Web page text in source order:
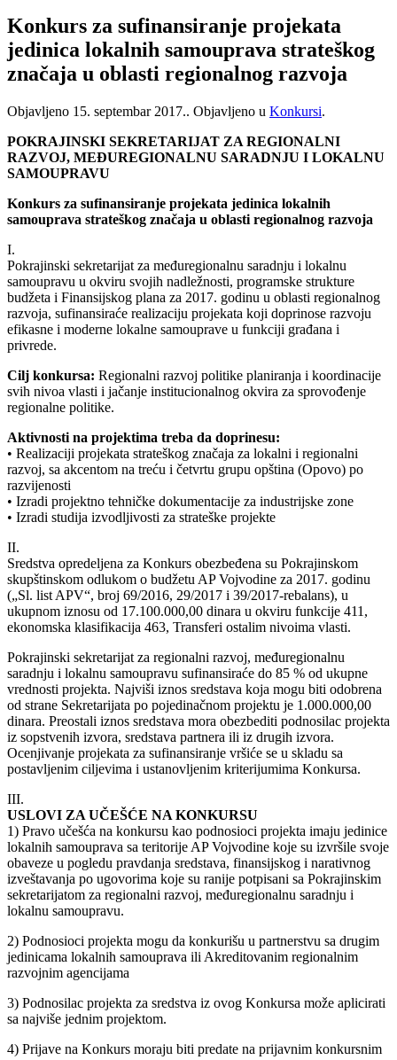
Konkurs za sufinansiranje projekata
jedinica lokalnih samouprava strateškog
značaja u oblasti regionalnog razvoja
Objavljeno 15. septembar 2017.. Objavljeno u Konkursi.
POKRAJINSKI SEKRETARIJAT ZA REGIONALNI
RAZVOJ, MEĐUREGIONALNU SARADNJU I LOKALNU
SAMOUPRAVU
Konkurs za sufinansiranje projekata jedinica lokalnih
samouprava strateškog značaja u oblasti regionalnog razvoja
I.
Pokrajinski sekretarijat za međuregionalnu saradnju i lokalnu
samoupravu u okviru svojih nadležnosti, programske strukture
budžeta i Finansijskog plana za 2017. godinu u oblasti regionalnog
razvoja, sufinansiraće realizaciju projekata koji doprinose razvoju
efikasne i moderne lokalne samouprave u funkciji građana i
privrede.
Cilj konkursa: Regionalni razvoj politike planiranja i koordinacije
svih nivoa vlasti i jačanje institucionalnog okvira za sprovođenje
regionalne politike.
Aktivnosti na projektima treba da doprinesu:
• Realizaciji projekata strateškog značaja za lokalni i regionalni
razvoj, sa akcentom na treću i četvrtu grupu opština (Opovo) po
razvijenosti
• Izradi projektno tehničke dokumentacije za industrijske zone
• Izradi studija izvodljivosti za strateške projekte
II.
Sredstva opredeljena za Konkurs obezbeđena su Pokrajinskom
skupštinskom odlukom o budžetu AP Vojvodine za 2017. godinu
(„Sl. list APV“, broj 69/2016, 29/2017 i 39/2017-rebalans), u
ukupnom iznosu od 17.100.000,00 dinara u okviru funkcije 411,
ekonomska klasifikacija 463, Transferi ostalim nivoima vlasti.
Pokrajinski sekretarijat za regionalni razvoj, međuregionalnu
saradnju i lokalnu samoupravu sufinansiraće do 85 % od ukupne
vrednosti projekta. Najviši iznos sredstava koja mogu biti odobrena
od strane Sekretarijata po pojedinačnom projektu je 1.000.000,00
dinara. Preostali iznos sredstava mora obezbediti podnosilac projekta
iz sopstvenih izvora, sredstava partnera ili iz drugih izvora.
Ocenjivanje projekata za sufinansiranje vršiće se u skladu sa
postavljenim ciljevima i ustanovljenim kriterijumima Konkursa.
III.
USLOVI ZA UČEŠĆE NA KONKURSU
1) Pravo učešća na konkursu kao podnosioci projekta imaju jedinice
lokalnih samouprava sa teritorije AP Vojvodine koje su izvršile svoje
obaveze u pogledu pravdanja sredstava, finansijskog i narativnog
izveštavanja po ugovorima koje su ranije potpisani sa Pokrajinskim
sekretarijatom za regionalni razvoj, međuregionalnu saradnju i
lokalnu samoupravu.
2) Podnosioci projekta mogu da konkurišu u partnerstvu sa drugim
jedinicama lokalnih samouprava ili Akreditovanim regionalnim
razvojnim agencijama
3) Podnosilac projekta za sredstva iz ovog Konkursa može aplicirati
sa najviše jednim projektom.
4) Prijave na Konkurs moraju biti predate na prijavnim konkursnim